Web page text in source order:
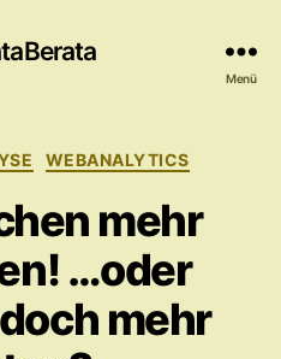
Menü
Kategorien
WEBANALYTICS
mehr
…oder
mehr